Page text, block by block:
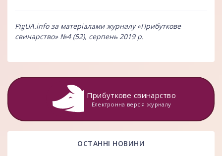
PigUA.info за матеріалами журналу «Прибуткове
свинарство» №4 (52), серпень 2019 р.
Прибуткове свинарство
Електронна версія журналу
ОСТАННІ НОВИНИ